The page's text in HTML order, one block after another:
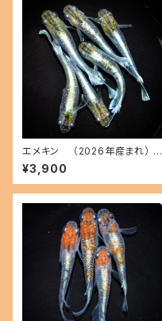
エメキン （2026年産まれ） オ
ス3 メス3(現物出品) ikahoff
C-0707-51200-a
¥3,900